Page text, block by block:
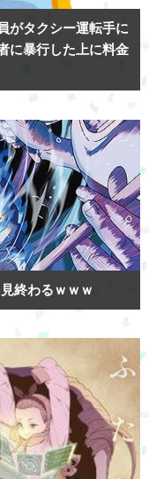
がタクシー運転手に
に暴行した上に料金
終わるｗｗｗ